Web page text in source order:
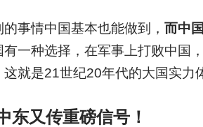
事情中国基本也能做到， 而中
有一种选择，在军事上打败中国
就是21世纪20年代的大国实力
东又传重磅信号！